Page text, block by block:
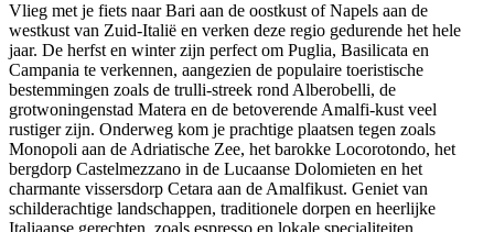
Vlieg met je fiets naar Bari aan de oostkust of Napels aan de
westkust van Zuid-Italië en verken deze regio gedurende het hele
jaar. De herfst en winter zijn perfect om Puglia, Basilicata en
Campania te verkennen, aangezien de populaire toeristische
bestemmingen zoals de trulli-streek rond Alberobelli, de
grotwoningenstad Matera en de betoverende Amalfi-kust veel
rustiger zijn. Onderweg kom je prachtige plaatsen tegen zoals
Monopoli aan de Adriatische Zee, het barokke Locorotondo, het
bergdorp Castelmezzano in de Lucaanse Dolomieten en het
charmante vissersdorp Cetara aan de Amalfikust. Geniet van
schilderachtige landschappen, traditionele dorpen en heerlijke